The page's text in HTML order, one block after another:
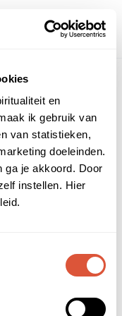
en
ik gebruik van
van statistieken,
doeleinden.
ga je akkoord. Door
instellen. Hier